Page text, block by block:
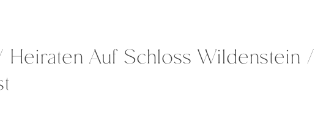
Heiraten Auf Schloss Wildenstein /